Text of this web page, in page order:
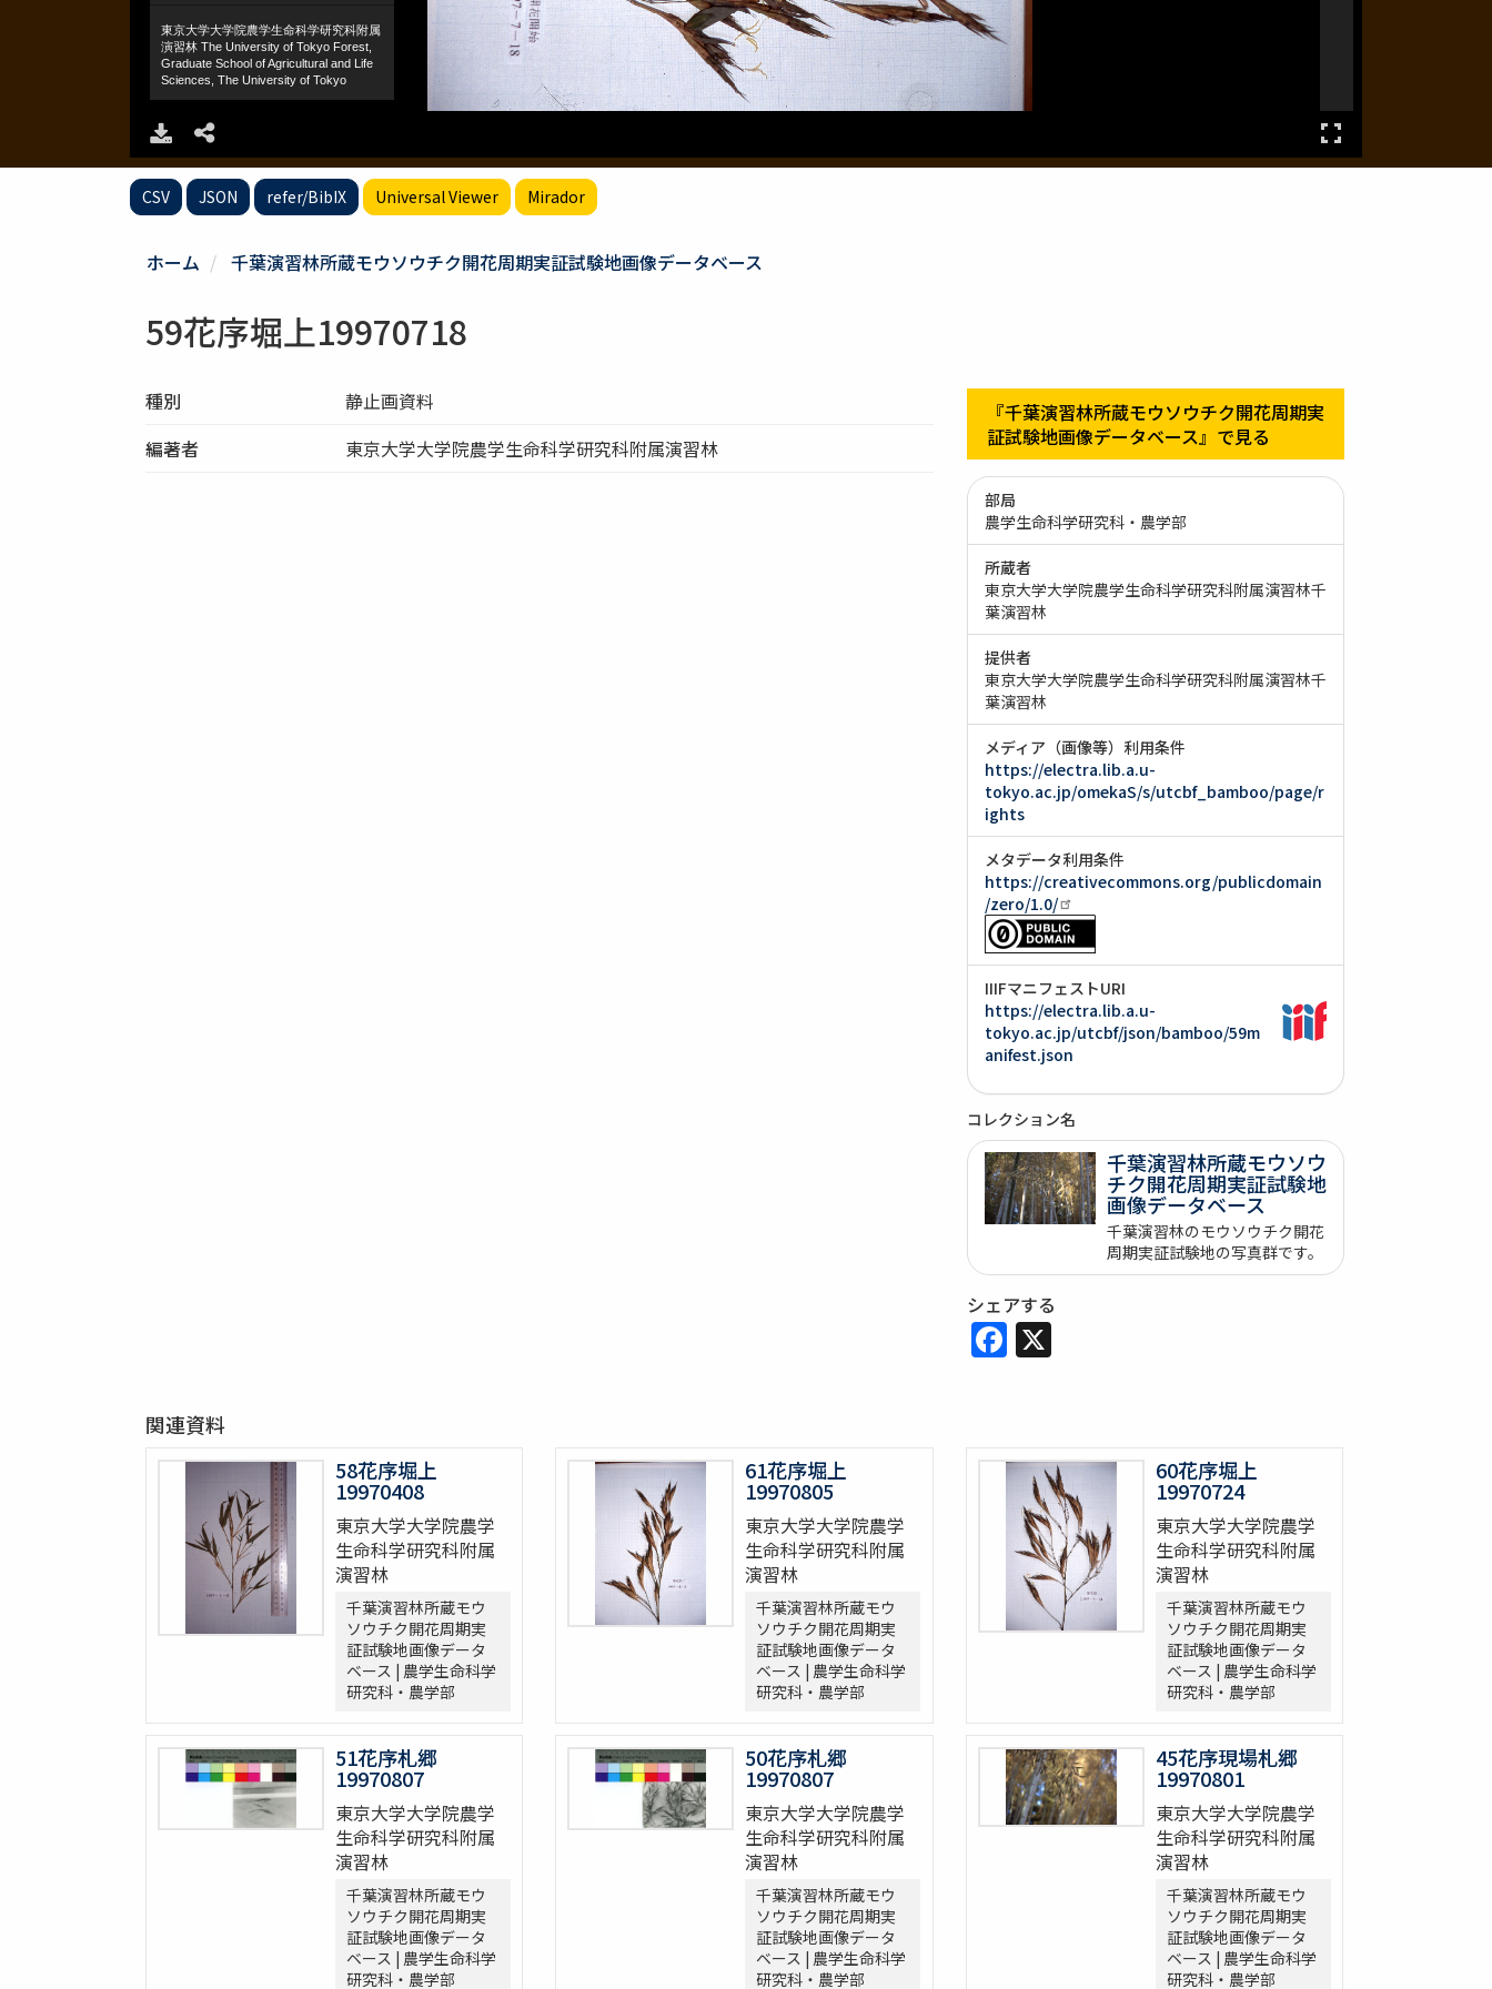
CSV JSON refer/BibIX Universal Viewer Mirador
ホーム 千葉演習林所蔵モウソウチク開花周期実証試験地画像データベース
59花序堀上19970718
種別
静止画資料
編著者
東京大学大学院農学生命科学研究科附属演習林
『千葉演習林所蔵モウソウチク開花周期実
証試験地画像データベース』で見る
部局
農学生命科学研究科・農学部
所蔵者
東京大学大学院農学生命科学研究科附属演習林千
葉演習林
提供者
東京大学大学院農学生命科学研究科附属演習林千
葉演習林
メディア（画像等）利用条件
https://electra.lib.a.u-
tokyo.ac.jp/omekaS/s/utcbf_bamboo/page/r
ights
メタデータ利用条件
https://creativecommons.org/publicdomain
/zero/1.0/
IIIFマニフェストURI
https://electra.lib.a.u-
tokyo.ac.jp/utcbf/json/bamboo/59m
anifest.json
コレクション名
千葉演習林所蔵モウソウ
チク開花周期実証試験地
画像データベース
千葉演習林のモウソウチク開花
周期実証試験地の写真群です。
シェアする
Facebook
X
関連資料
58花序堀上
19970408
東京大学大学院農学
生命科学研究科附属
演習林
千葉演習林所蔵モウ
ソウチク開花周期実
証試験地画像データ
ベース | 農学生命科学
研究科・農学部
61花序堀上
19970805
東京大学大学院農学
生命科学研究科附属
演習林
千葉演習林所蔵モウ
ソウチク開花周期実
証試験地画像データ
ベース | 農学生命科学
研究科・農学部
60花序堀上
19970724
東京大学大学院農学
生命科学研究科附属
演習林
千葉演習林所蔵モウ
ソウチク開花周期実
証試験地画像データ
ベース | 農学生命科学
研究科・農学部
51花序札郷
19970807
東京大学大学院農学
生命科学研究科附属
演習林
千葉演習林所蔵モウ
ソウチク開花周期実
証試験地画像データ
ベース | 農学生命科学
研究科・農学部
50花序札郷
19970807
東京大学大学院農学
生命科学研究科附属
演習林
千葉演習林所蔵モウ
ソウチク開花周期実
証試験地画像データ
ベース | 農学生命科学
研究科・農学部
45花序現場札郷
19970801
東京大学大学院農学
生命科学研究科附属
演習林
千葉演習林所蔵モウ
ソウチク開花周期実
証試験地画像データ
ベース | 農学生命科学
研究科・農学部